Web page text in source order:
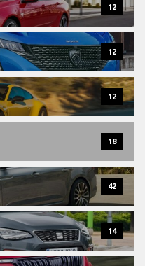
12
12
12
18
42
14